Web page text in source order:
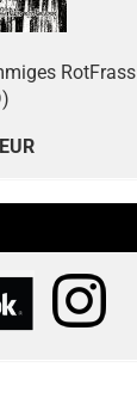
RotFrass